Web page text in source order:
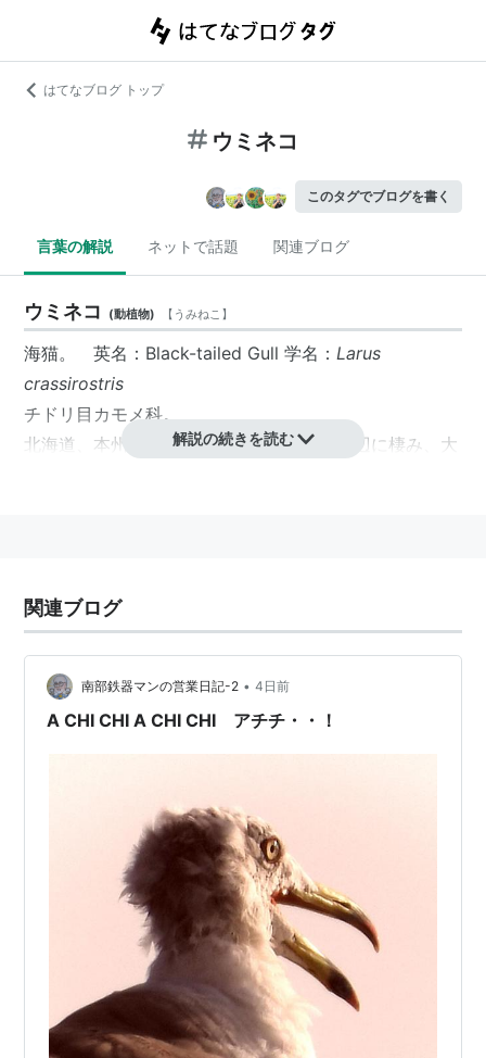
はてなブログ トップ
ウミネコ
このタグでブログを書く
言葉の解説 ネットで話題 関連ブログ
ウミネコ (動植物) 【 うみねこ 】
海猫。 英名：Black-tailed Gull 学名：Larus
crassirostris
チドリ目カモメ科。
北海道、本州、四国、九州の留鳥。主に海辺に棲み、大
関連 リスト::動物 リスト::鳥類 リスト::水辺の鳥
解説の続きを読む
関連ブログ
南部鉄器マンの営業日記-2 • 4日前
A CHI CHI A CHI CHI アチチ・・！